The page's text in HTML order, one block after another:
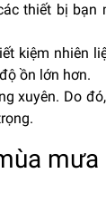
thiết bị bạn
kiệm nhiên
ồn lớn hơn.
xuyên. Do
mưa